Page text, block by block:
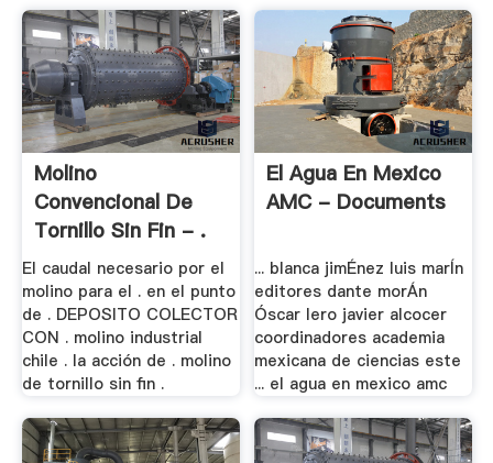
Molino
Convencional De
Tornillo Sin Fin - .
El caudal necesario por el
molino para el . en el punto
de . DEPOSITO COLECTOR
CON . molino industrial
chile . la acción de . molino
de tornillo sin fin .
El Agua En Mexico
AMC - Documents
... blanca jimÉnez luis marÍn
editores dante morÁn
Óscar lero javier alcocer
coordinadores academia
mexicana de ciencias este
... el agua en mexico amc